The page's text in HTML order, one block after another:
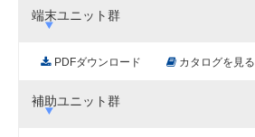
端末ユニット群
PDFダウンロード カタログを見る
補助ユニット群